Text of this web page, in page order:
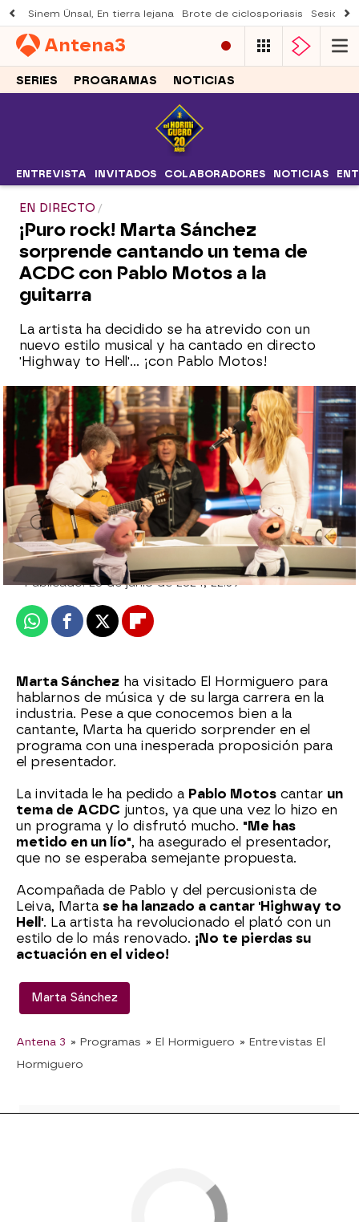
Sinem Ünsal, En tierra lejana Brote de ciclosporiasis Sesión
Antena3
SERIES PROGRAMAS NOTICIAS
ENTREVISTA INVITADOS COLABORADORES NOTICIAS
EN DIRECTO
¡Puro rock! Marta Sánchez
sorprende cantando un tema de
ACDC con Pablo Motos a la
guitarra
La artista ha decidido se ha atrevido con un
nuevo estilo musical y ha cantado en directo
'Highway to Hell'... ¡con Pablo Motos!
Disfruta de la entrevista completa a
Marta Sánchez en El Hormiguero
Sara Sanz Navarro
Actualizado:20 de junio de 2024, 23:20
Publicado:20 de junio de 2024, 22:39
WhatsappFacebook
X Flipboard
Marta Sánchez ha visitado El Hormiguero para
hablarnos de música y de su larga carrera en la
industria. Pese a que conocemos bien a la
cantante, Marta ha querido sorprender en el
programa con una inesperada proposición para
el presentador.
La invitada le ha pedido a Pablo Motos cantar un
tema de ACDC juntos, ya que una vez lo hizo en
un programa y lo disfrutó mucho. "Me has
metido en un lío", ha asegurado el presentador,
que no se esperaba semejante propuesta.
Acompañada de Pablo y del percusionista de
Leiva, Marta se ha lanzado a cantar 'Highway to
Hell'. La artista ha revolucionado el plató con un
estilo de lo más renovado. ¡No te pierdas su
actuación en el video!
Marta Sánchez
Antena 3 » Programas » El Hormiguero » Entrevistas El
Hormiguero